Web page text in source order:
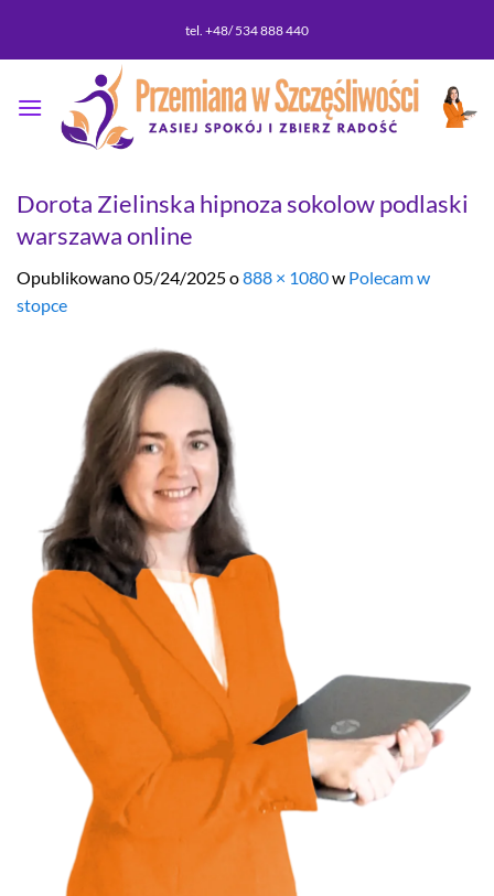
tel. +48/ 534 888 440
Dorota Zielinska hipnoza sokolow podlaski
warszawa online
Opublikowano05/24/2025o888 × 1080w Polecam w
stopce